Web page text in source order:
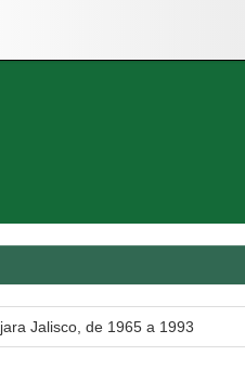
Jalisco, de 1965 a 1993